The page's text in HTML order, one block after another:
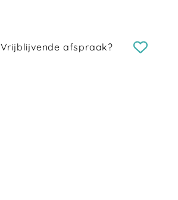
Vrijblijvende afspraak?